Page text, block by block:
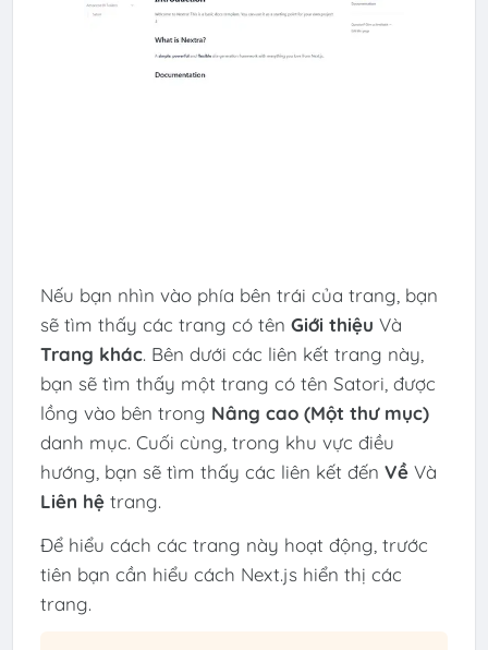
Nếu bạn nhìn vào phía bên trái của trang, bạn
sẽ tìm thấy các trang có tên Giới thiệu Và
Trang khác. Bên dưới các liên kết trang này,
bạn sẽ tìm thấy một trang có tên Satori, được
lồng vào bên trong Nâng cao (Một thư mục)
danh mục. Cuối cùng, trong khu vực điều
hướng, bạn sẽ tìm thấy các liên kết đến VềVà
Liên hệtrang.
Để hiểu cách các trang này hoạt động, trước
tiên bạn cần hiểu cách Next.js hiển thị các
trang.